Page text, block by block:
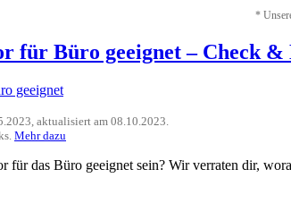
*
für Büro geeignet – Check &
, aktualisiert am 08.10.2023
Mehr dazu
für das Büro geeignet sein? Wir verraten dir,